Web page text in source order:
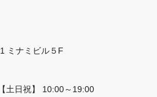
ミナミビル５F
土日祝】 10:00～19:00